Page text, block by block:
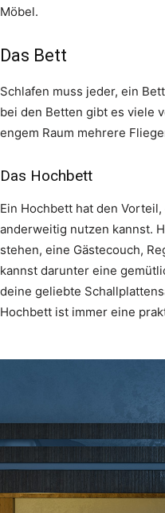
Möbel.
Das Bett
Schlafen muss jeder, ein
bei den Betten gibt es viele
engem Raum mehrere
Das Hochbett
Ein Hochbett hat den
anderweitig nutzen kannst.
stehen, eine Gästecouch,
kannst darunter eine
deine geliebte
Hochbett ist immer eine